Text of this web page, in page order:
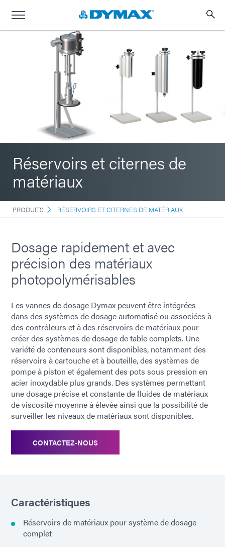
Réservoirs et citernes de
matériaux
PRODUITS RÉSERVOIRS ET CITERNES DE MATÉRIAUX
Dosage rapidement et avec
précision des matériaux
photopolymérisables
Les vannes de dosage Dymax peuvent être intégrées
dans des systèmes de dosage automatisé ou associées à
des contrôleurs et à des réservoirs de matériaux pour
créer des systèmes de dosage de table complets. Une
variété de conteneurs sont disponibles, notamment des
réservoirs à cartouche et à bouteille, des systèmes de
pompe à piston et également des pots sous pression en
acier inoxydable plus grands. Des systèmes permettant
une dosage précise et constante de fluides de matériaux
de viscosité moyenne à élevée ainsi que la possibilité de
surveiller les niveaux de matériaux sont disponibles.
CONTACTEZ-NOUS
Caractéristiques
Réservoirs de matériaux pour système de dosage
complet